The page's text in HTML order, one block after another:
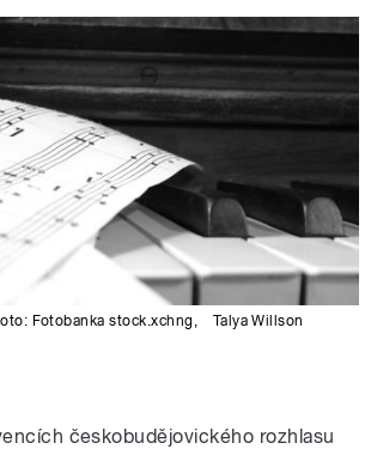
Fotobanka stock.xchng, Talya Willson
českobudějovického rozhlasu